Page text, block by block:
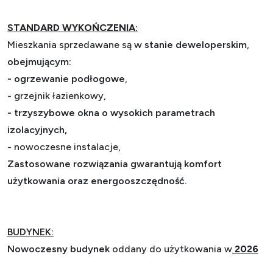
STANDARD WYKOŃCZENIA:
Mieszkania sprzedawane są w stanie deweloperskim
obejmującym:
- ogrzewanie podłogowe
- grzejnik łazienkowy,
- trzyszybowe okna o wysokich parametrach
izolacyjnych,
- nowoczesne instalacje,
Zastosowane rozwiązania gwarantują komfort
użytkowania oraz energooszczędność.
BUDYNEK:
Nowoczesny budynek oddany do użytkowania w 2026